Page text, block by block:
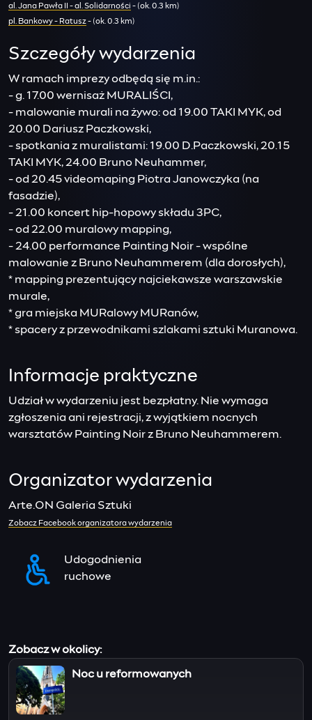
al. Jana Pawła II - al. Solidarności - (ok. 0.3 km)
pl. Bankowy - Ratusz- (ok. 0.3 km)
Szczegóły wydarzenia
W ramach imprezy odbędą się m.in.:
- g. 17.00 wernisaż MURALIŚCI,
- malowanie murali na żywo: od 19.00 TAKI MYK, od
20.00 Dariusz Paczkowski,
- spotkania z muralistami: 19.00 D.Paczkowski, 20.15
TAKI MYK, 24.00 Bruno Neuhammer,
- od 20.45 videomaping Piotra Janowczyka (na
fasadzie),
- 21.00 koncert hip-hopowy składu 3PC,
- od 22.00 muralowy mapping,
- 24.00 performance Painting Noir - wspólne
malowanie z Bruno Neuhammerem (dla dorosłych),
* mapping prezentujący najciekawsze warszawskie
murale,
* gra miejska MURalowy MURanów,
* spacery z przewodnikami szlakami sztuki Muranowa.
Informacje praktyczne
Udział w wydarzeniu jest bezpłatny. Nie wymaga
zgłoszenia ani rejestracji, z wyjątkiem nocnych
warsztatów Painting Noir z Bruno Neuhammerem.
Organizator wydarzenia
Arte.ON Galeria Sztuki
Zobacz Facebook organizatora wydarzenia
Udogodnienia
ruchowe
Zobacz w okolicy:
Noc u reformowanych